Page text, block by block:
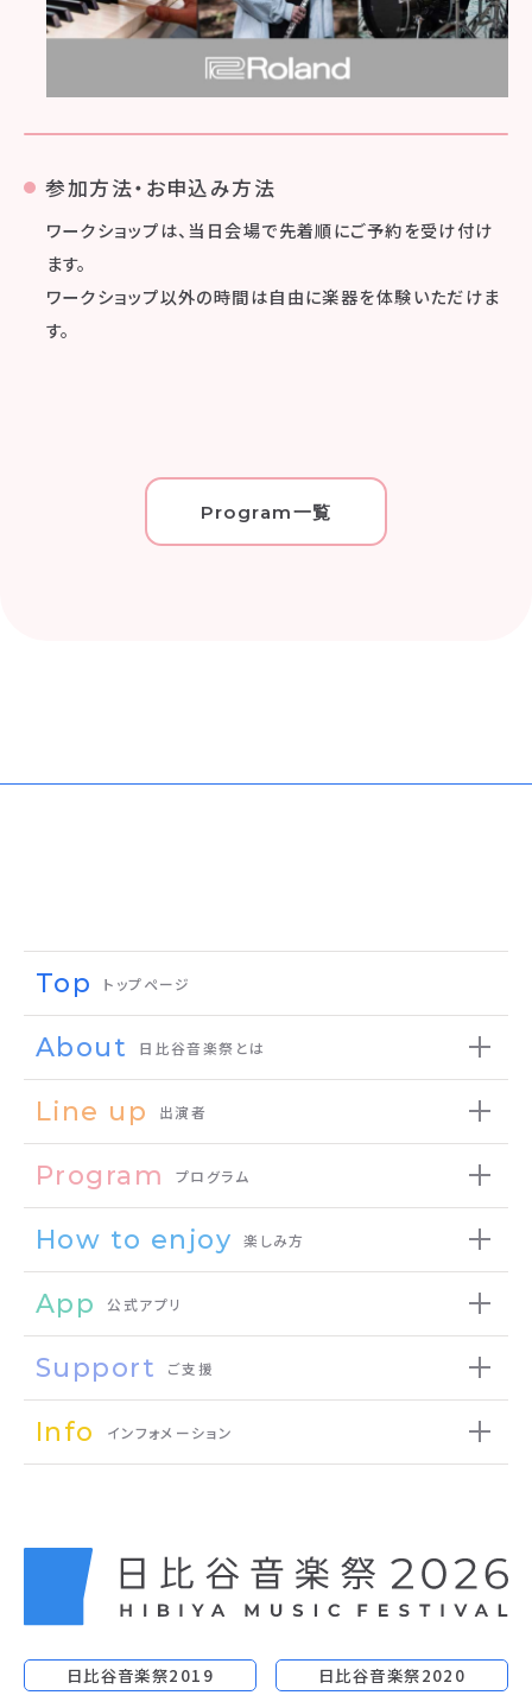
参加方法・お申込み方法
ワークショップは、当日会場で先着順にご予約を受け付け
ます。
ワークショップ以外の時間は自由に楽器を体験いただけま
す。
Program一覧
Top トップページ
About 日比谷音楽祭とは
Line up 出演者
Program プログラム
How to enjoy 楽しみ方
App 公式アプリ
Support ご支援
Info インフォメーション
日比谷音楽祭2019 日比谷音楽祭2020